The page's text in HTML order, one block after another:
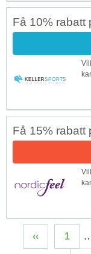
Få 10% rabatt
Få 15% rabatt
‹‹ 1